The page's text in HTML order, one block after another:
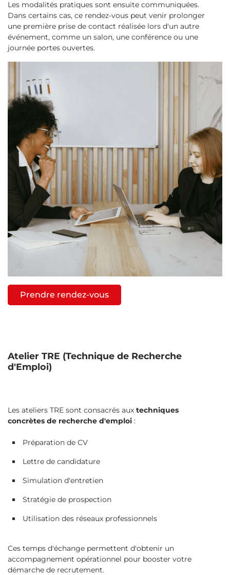
Les modalités pratiques sont ensuite communiquées.
Dans certains cas, ce rendez-vous peut venir prolonger
une première prise de contact réalisée lors d'un autre
événement, comme un salon, une conférence ou une
journée portes ouvertes.
Prendre rendez-vous
Atelier TRE (Technique de Recherche
d'Emploi)
Les ateliers TRE sont consacrés aux techniques
concrètes de recherche d'emploi :
Préparation de CV
Lettre de candidature
Simulation d'entretien
Stratégie de prospection
Utilisation des réseaux professionnels
Ces temps d'échange permettent d'obtenir un
accompagnement opérationnel pour booster votre
démarche de recrutement.